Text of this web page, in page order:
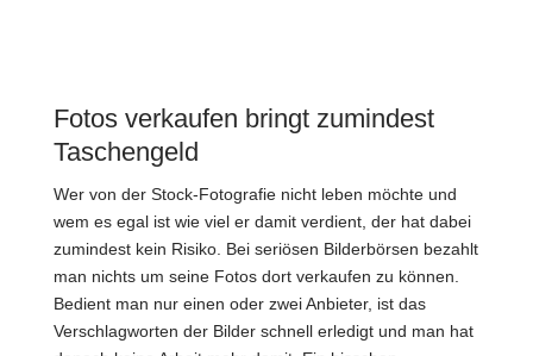
Fotos verkaufen bringt zumindest
Taschengeld
Wer von der Stock-Fotografie nicht leben möchte und
wem es egal ist wie viel er damit verdient, der hat dabei
zumindest kein Risiko. Bei seriösen Bilderbörsen bezahlt
man nichts um seine Fotos dort verkaufen zu können.
Bedient man nur einen oder zwei Anbieter, ist das
Verschlagworten der Bilder schnell erledigt und man hat